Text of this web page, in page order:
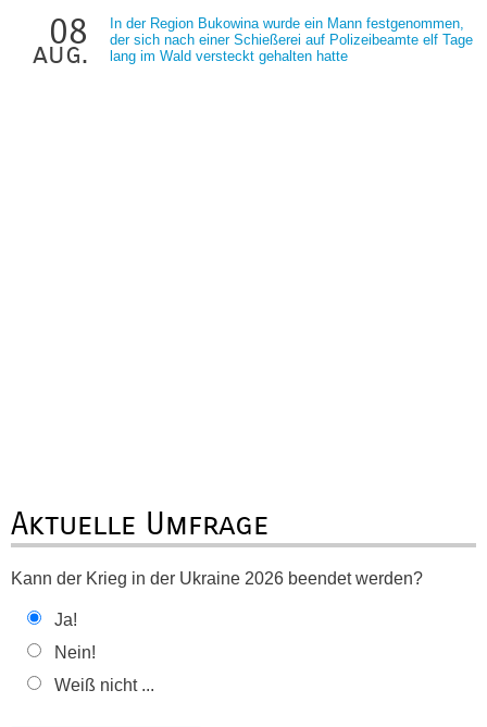
08
aug.
In der Region Bukowina wurde ein Mann festgenommen,
der sich nach einer Schießerei auf Polizeibeamte elf Tage
lang im Wald versteckt gehalten hatte
Aktuelle Umfrage
Kann der Krieg in der Ukraine 2026 beendet werden?
Ja!
Nein!
Weiß nicht ...